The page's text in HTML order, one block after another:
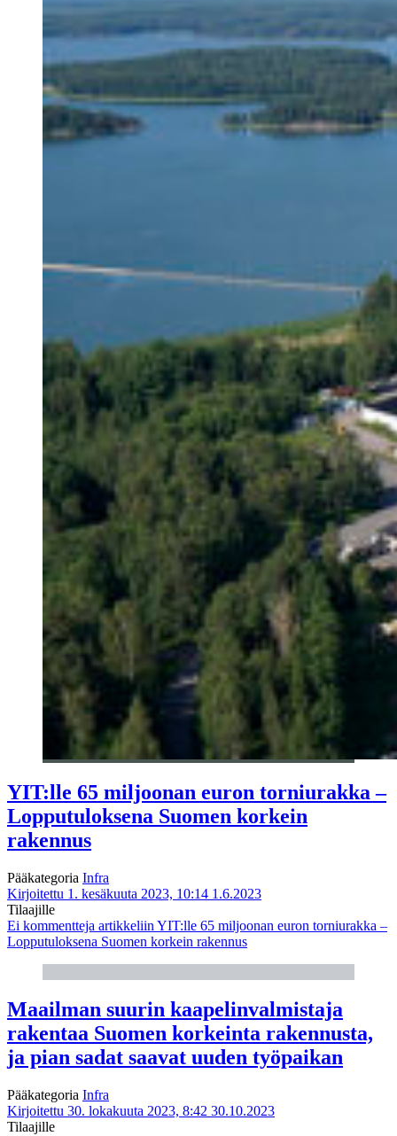
YIT:lle 65 miljoonan euron torniurakka –
Lopputuloksena Suomen korkein
rakennus
Pääkategoria Infra
Kirjoitettu 1. kesäkuuta 2023, 10:14 1.6.2023
Tilaajille
Ei kommentteja artikkeliin YIT:lle 65 miljoonan euron torniurakka –
Lopputuloksena Suomen korkein rakennus
Maailman suurin kaapelin­valmistaja
rakentaa Suomen korkeinta rakennusta,
ja pian sadat saavat uuden työ­paikan
Pääkategoria Infra
Kirjoitettu 30. lokakuuta 2023, 8:42 30.10.2023
Tilaajille